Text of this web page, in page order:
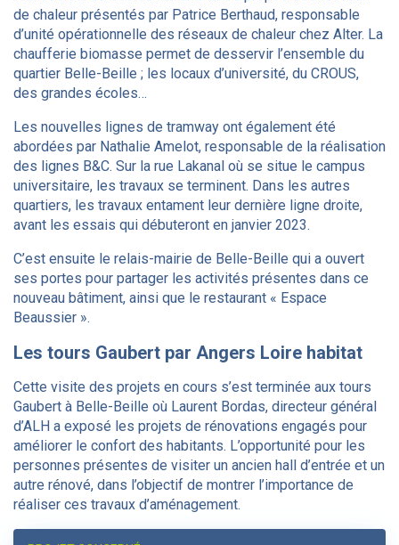
de chaleur présentés par Patrice Berthaud, responsable
d’unité opérationnelle des réseaux de chaleur chez Alter. La
chaufferie biomasse permet de desservir l’ensemble du
quartier Belle-Beille ; les locaux d’université, du CROUS,
des grandes écoles…
Les nouvelles lignes de tramway ont également été
abordées par Nathalie Amelot, responsable de la réalisation
des lignes B&C. Sur la rue Lakanal où se situe le campus
universitaire, les travaux se terminent. Dans les autres
quartiers, les travaux entament leur dernière ligne droite,
avant les essais qui débuteront en janvier 2023.
C’est ensuite le relais-mairie de Belle-Beille qui a ouvert
ses portes pour partager les activités présentes dans ce
nouveau bâtiment, ainsi que le restaurant « Espace
Beaussier ».
Les tours Gaubert par Angers Loire habitat
Cette visite des projets en cours s’est terminée aux tours
Gaubert à Belle-Beille où Laurent Bordas, directeur général
d’ALH a exposé les projets de rénovations engagés pour
améliorer le confort des habitants. L’opportunité pour les
personnes présentes de visiter un ancien hall d’entrée et un
autre rénové, dans l’objectif de montrer l’importance de
réaliser ces travaux d’aménagement.